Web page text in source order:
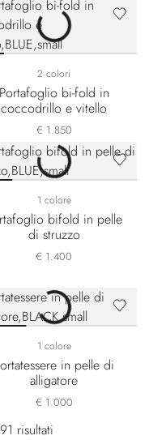
2 colori
Portafoglio bi-fold in
coccodrillo e vitello
€ 1.850
1 colore
bifold in pelle
di struzzo
€ 1.400
1 colore
in pelle di
alligatore
€ 1.000
risultati